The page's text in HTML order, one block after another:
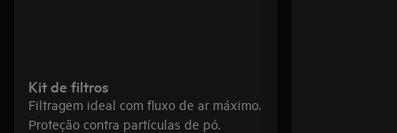
Kit de filtros
Filtragem ideal com fluxo de ar máximo.
Proteção contra partículas de pó.